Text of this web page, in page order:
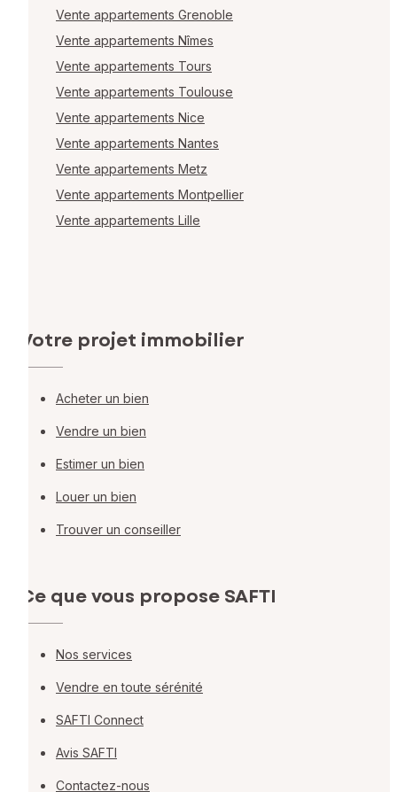
Vente appartements Grenoble
Vente appartements Nîmes
Vente appartements Tours
Vente appartements Toulouse
Vente appartements Nice
Vente appartements Nantes
Vente appartements Metz
Vente appartements Montpellier
Vente appartements Lille
Votre projet immobilier
Acheter un bien
Vendre un bien
Estimer un bien
Louer un bien
Trouver un conseiller
Ce que vous propose SAFTI
Nos services
Vendre en toute sérénité
SAFTI Connect
Avis SAFTI
Contactez-nous